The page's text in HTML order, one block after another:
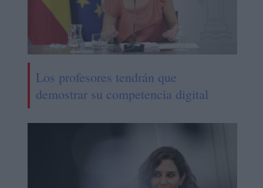
Los profesores tendrán que
demostrar su competencia digital